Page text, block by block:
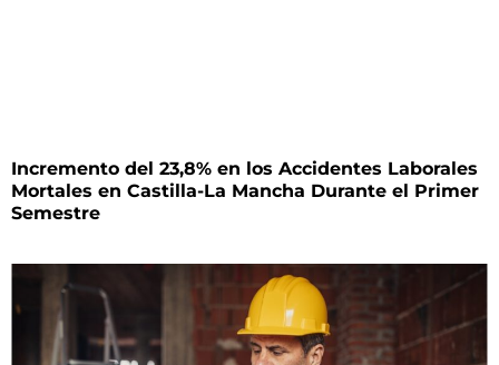
Incremento del 23,8% en los Accidentes Laborales
Mortales en Castilla-La Mancha Durante el Primer
Semestre